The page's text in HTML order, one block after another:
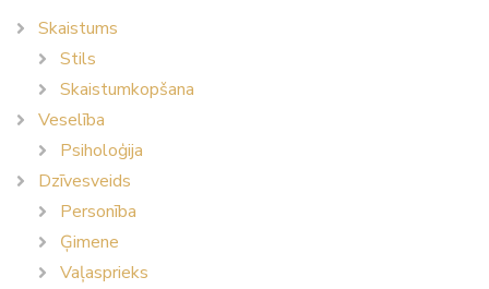
Skaistums
Stils
Skaistumkopšana
Veselība
Psiholoģija
Dzīvesveids
Personība
Ģimene
Vaļasprieks